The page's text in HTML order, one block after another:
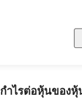
ำไรต่อหุ้นของ